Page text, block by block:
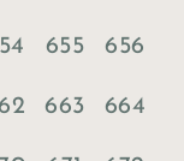
655 656
663 664